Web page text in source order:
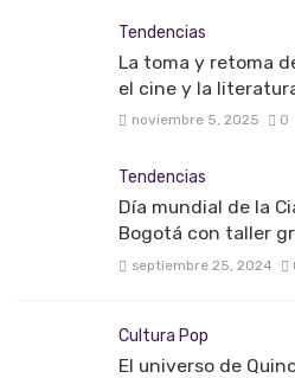
Tendencias
La toma y retoma
el cine y la
noviembre 5, 2025 0
Tendencias
Día mundial de la
Bogotá con taller
septiembre 25, 2024
Cultura Pop
El universo de